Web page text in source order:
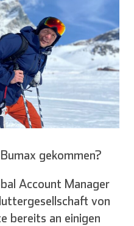
gekommen?
Account Manager
von
bereits an einigen